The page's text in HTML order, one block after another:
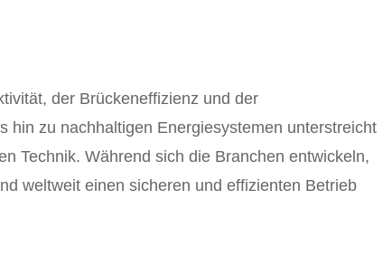
der Brückeneffizienz und der
hin zu nachhaltigen Energiesystemen unterstreicht
Technik. Während sich die Branchen entwickeln,
weltweit einen sicheren und effizienten Betrieb